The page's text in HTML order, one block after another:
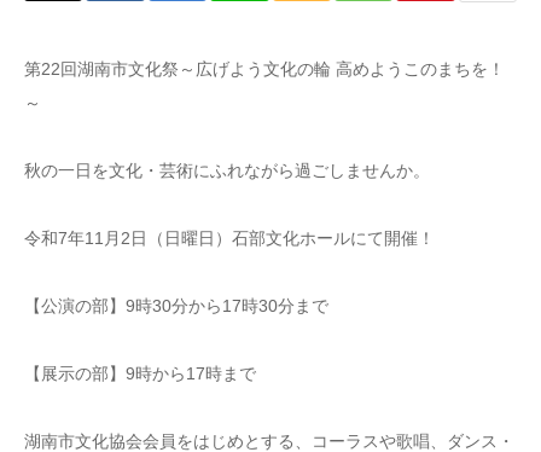
第22回湖南市文化祭～広げよう文化の輪 高めようこのまちを！
～
秋の一日を文化・芸術にふれながら過ごしませんか。
令和7年11月2日（日曜日）石部文化ホールにて開催！
【公演の部】9時30分から17時30分まで
【展示の部】9時から17時まで
湖南市文化協会会員をはじめとする、コーラスや歌唱、ダンス・